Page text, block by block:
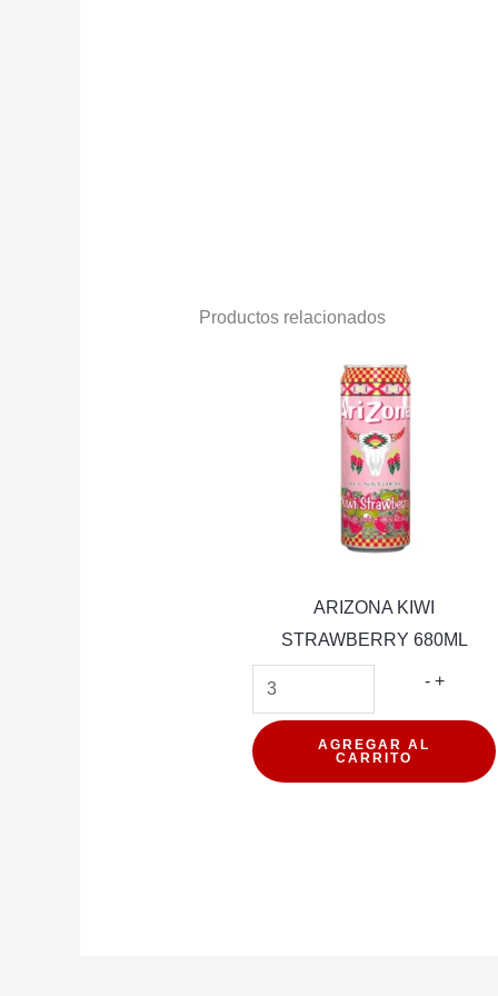
Productos relacionados
ARIZONA KIWI
STRAWBERRY 680ML
-
680ML
+
AGREGAR AL
CARRITO